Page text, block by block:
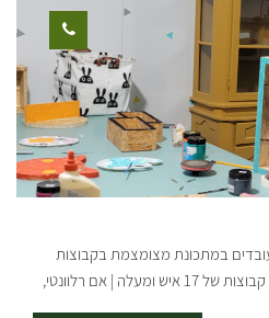
ההשתתפות בתיאום מראש.
במתכונת מצומצמת בקבוצות
גדלות בלבד עד להודעה חדשה | קבוצות של 17 איש ומעלה | אם רלוונטי,